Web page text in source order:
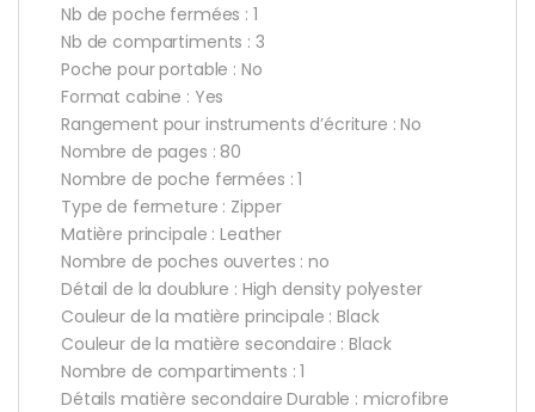
Nb de poche fermées : 1
Nb de compartiments : 3
Poche pour portable : No
Format cabine : Yes
Rangement pour instruments d’écriture : No
Nombre de pages : 80
Nombre de poche fermées : 1
Type de fermeture : Zipper
Matière principale : Leather
Nombre de poches ouvertes : no
Détail de la doublure : High density polyester
Couleur de la matière principale : Black
Couleur de la matière secondaire : Black
Nombre de compartiments : 1
Détails matière secondaire Durable : microfibre